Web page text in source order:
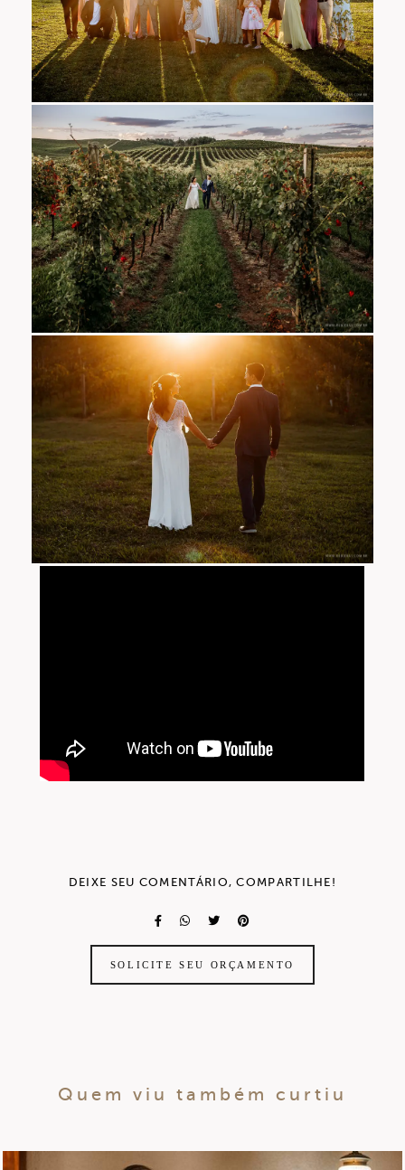
DEIXE SEU COMENTÁRIO, COMPARTILHE!
SOLICITE SEU ORÇAMENTO
Quem viu também curtiu